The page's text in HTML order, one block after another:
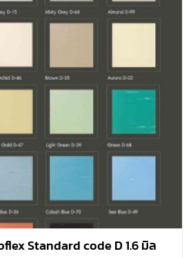
Standard code D 1.6 มิล